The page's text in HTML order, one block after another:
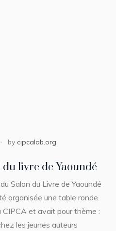
by cipcalab.org
livre de Yaoundé
Salon du Livre de Yaoundé
organisée une table ronde.
CIPCA et avait pour thème :
les jeunes auteurs